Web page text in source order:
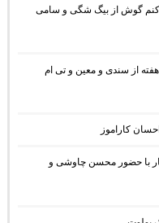
کنم گوش از بیگ شگی و سامی
از سندی و معین و تی ام
کاراموز
5 از دی جی یاشار با حضور محسن چاوشی و